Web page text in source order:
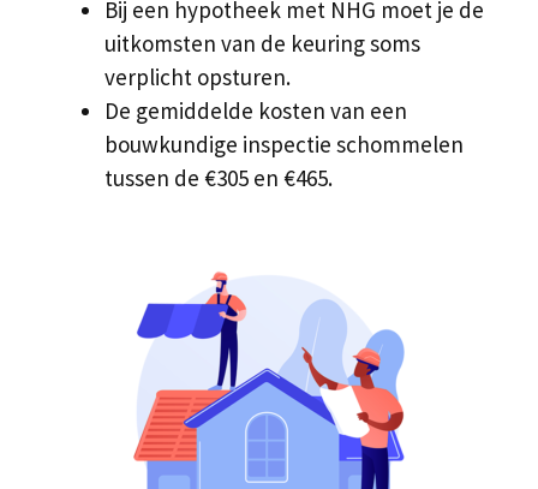
Bij een hypotheek met NHG moet je de
uitkomsten van de keuring soms
verplicht opsturen.
De gemiddelde kosten van een
bouwkundige inspectie schommelen
tussen de €305 en €465.